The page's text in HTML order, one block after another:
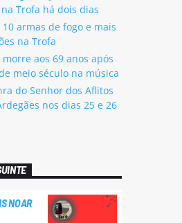
Trofa há dois dias
armas de fogo e mais
na Trofa
morre aos 69 anos após
meio século na música
do Senhor dos Aflitos
nos dias 25 e 26
NOAR